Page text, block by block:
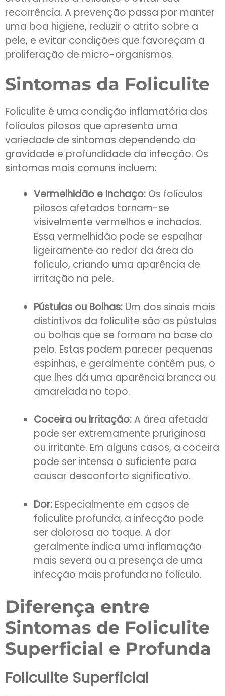
recorrência. A prevenção passa por manter
uma boa higiene, reduzir o atrito sobre a
pele, e evitar condições que favoreçam a
proliferação de micro-organismos.
Sintomas da Foliculite
Foliculite é uma condição inflamatória dos
folículos pilosos que apresenta uma
variedade de sintomas dependendo da
gravidade e profundidade da infecção. Os
sintomas mais comuns incluem:
Vermelhidão e Inchaço: Os folículos
pilosos afetados tornam-se
visivelmente vermelhos e inchados.
Essa vermelhidão pode se espalhar
ligeiramente ao redor da área do
folículo, criando uma aparência de
irritação na pele.
Pústulas ou Bolhas: Um dos sinais mais
distintivos da foliculite são as pústulas
ou bolhas que se formam na base do
pelo. Estas podem parecer pequenas
espinhas, e geralmente contêm pus, o
que lhes dá uma aparência branca ou
amarelada no topo.
Coceira ou Irritação:A área afetada
pode ser extremamente pruriginosa
ou irritante. Em alguns casos, a coceira
pode ser intensa o suficiente para
causar desconforto significativo.
Dor: Especialmente em casos de
foliculite profunda, a infecção pode
ser dolorosa ao toque. A dor
geralmente indica uma inflamação
mais severa ou a presença de uma
infecção mais profunda no folículo.
Diferença entre
Sintomas de Foliculite
Superficial e Profunda
Foliculite Superficial